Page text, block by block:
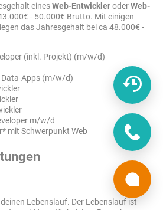
einesWeb-EntwickleroderWeb-
- 50.000€ Brutto. Mit einigen
das Jahresgehalt bei ca 48.000€ -
(inkl. Projekt) (m/w/d)
Data-Apps (m/w/d)
m/w/d
mit Schwerpunkt Web
Lebenslauf. Der Lebenslauf ist